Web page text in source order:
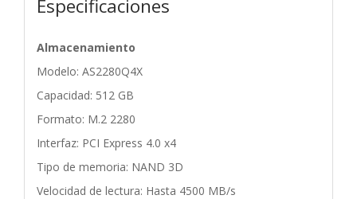
Especificaciones
Almacenamiento
Modelo: AS2280Q4X
Capacidad: 512 GB
Formato: M.2 2280
Interfaz: PCI Express 4.0 x4
Tipo de memoria: NAND 3D
Velocidad de lectura: Hasta 4500 MB/s